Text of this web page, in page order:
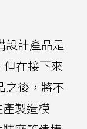
設計產品是
在接下來
之後，將不
製造模